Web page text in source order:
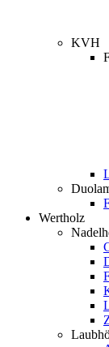
KVH
Wertholz